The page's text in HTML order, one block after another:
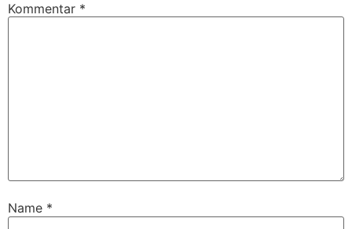
Kommentar *
Name *